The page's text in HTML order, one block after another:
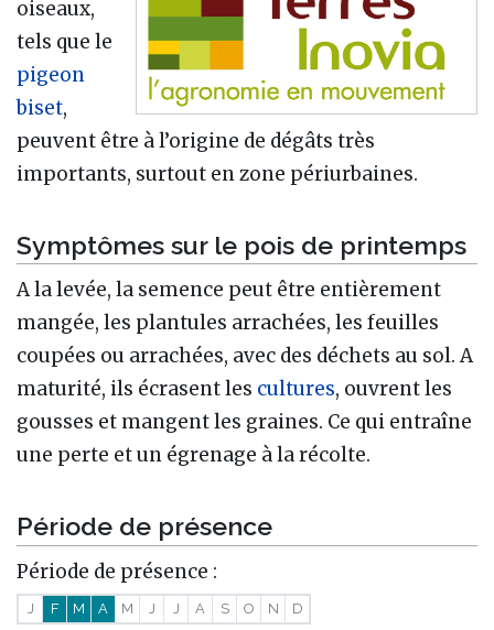
oiseaux,
tels que le
pigeon
biset,
peuvent être à l’origine de dégâts très
importants, surtout en zone périurbaines.
Symptômes sur le pois de printemps
A la levée, la semence peut être entièrement
mangée, les plantules arrachées, les feuilles
coupées ou arrachées, avec des déchets au sol. A
maturité, ils écrasent les cultures, ouvrent les
gousses et mangent les graines. Ce qui entraîne
une perte et un égrenage à la récolte.
Période de présence
Période de présence :
J F M A M J J A S O N D